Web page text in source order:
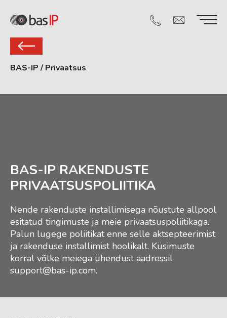
BAS-IP / Privaatsus
BAS-IP RAKENDUSTE
PRIVAATSUSPOLIITIKA
Nende rakenduste installimisega nõustute allpool
esitatud tingimuste ja meie privaatsuspoliitikaga.
Palun lugege poliitikat enne selle aktsepteerimist
ja rakenduse installimist hoolikalt. Küsimuste
korral võtke meiega ühendust aadressil
support@bas-ip.com.